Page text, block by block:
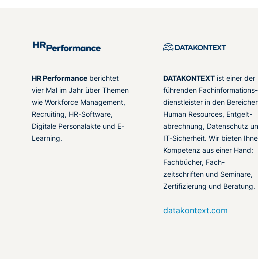
HR Performance berichtet
vier Mal im Jahr über Themen
wie Workforce Management,
Recruiting, HR-Software,
Digitale Personalakte und E-
Learning.
DATAKONTEXT ist einer der
führenden Fachinformations-
dienstleister in den
Human Resources, Entgelt-
abrechnung, Datenschutz
IT-Sicherheit. Wir bieten
Kompetenz aus einer Hand:
Fachbücher, Fach-
zeitschriften und Seminare,
Zertifizierung und Beratung.
datakontext.com